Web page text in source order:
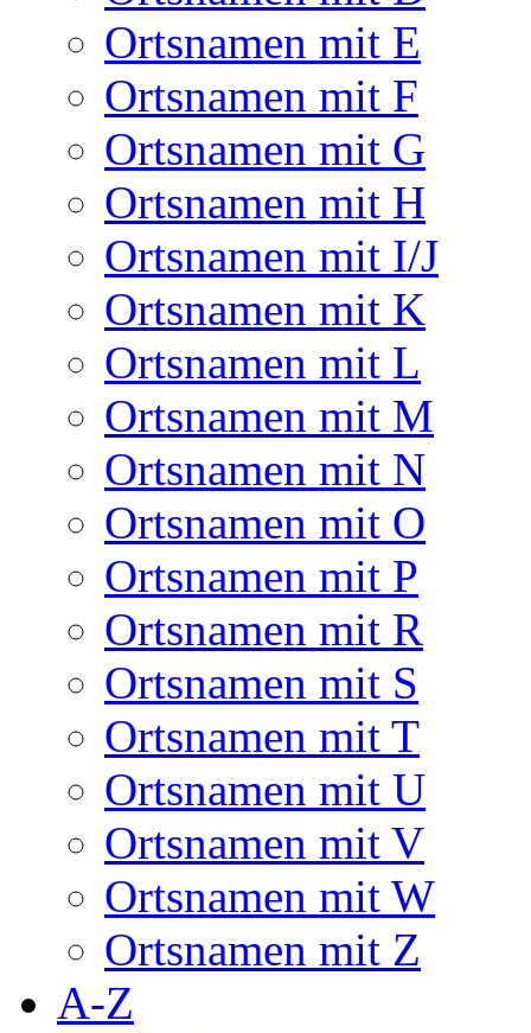
Ortsnamen mit E
Ortsnamen mit F
Ortsnamen mit G
Ortsnamen mit H
Ortsnamen mit I/J
Ortsnamen mit K
Ortsnamen mit L
Ortsnamen mit M
Ortsnamen mit N
Ortsnamen mit O
Ortsnamen mit P
Ortsnamen mit R
Ortsnamen mit S
Ortsnamen mit T
Ortsnamen mit U
Ortsnamen mit V
Ortsnamen mit W
Ortsnamen mit Z
A-Z